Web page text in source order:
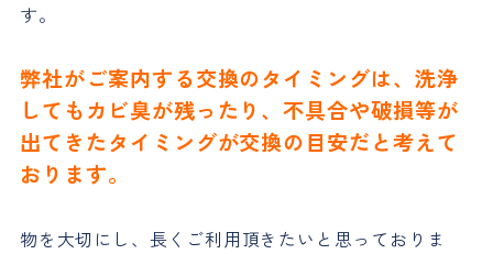
す。
弊社がご案内する交換のタイミングは、洗浄
してもカビ臭が残ったり、不具合や破損等が
出てきたタイミングが交換の目安だと考えて
おります。
物を大切にし、長くご利用頂きたいと思っておりま